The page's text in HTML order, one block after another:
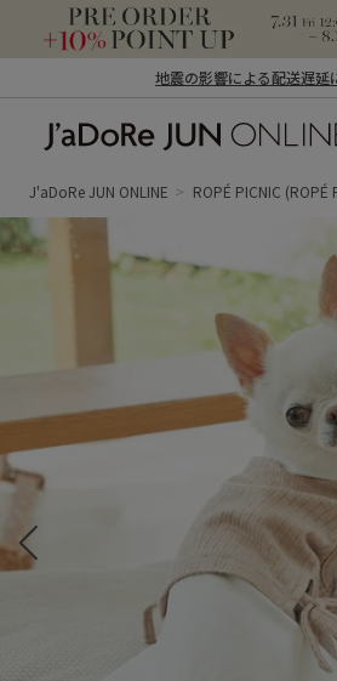
地震の影響による配送遅延
ン オンライン）
J'aDoRe JUN ONLINE ROPÉ PICNIC (ROPÉ